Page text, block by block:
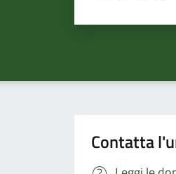
Contatta